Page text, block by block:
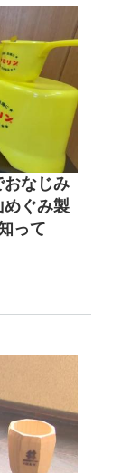
なじみ
めぐみ製
って